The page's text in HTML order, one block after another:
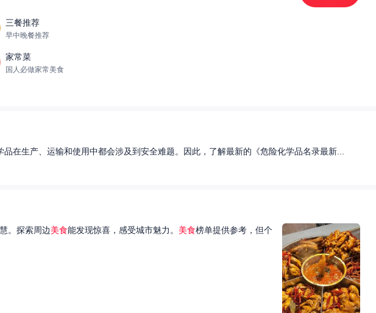
三餐推荐
早中晚餐推荐
家常菜
国人必做家常美食
在生产、运输和使用中都会涉及到安全难题。因此，了解最新的《危险化学品名录最新...
。探索周边美食能发现惊喜，感受城市魅力。 美食榜单提供参考，但个